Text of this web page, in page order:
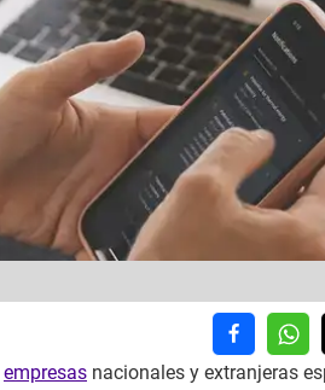
empresas nacionales y extranjeras